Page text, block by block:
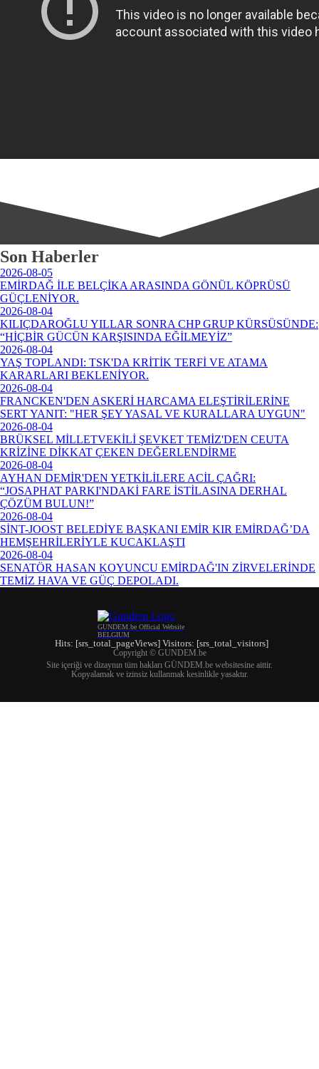
Son Haberler
2026-08-05
EMİRDAĞ İLE BELÇİKA ARASINDA GÖNÜL KÖPRÜSÜ
GÜÇLENİYOR.
2026-08-04
KILIÇDAROĞLU YILLAR SONRA CHP GRUP KÜRSÜSÜNDE:
“HİÇBİR GÜCÜN KARŞISINDA EĞİLMEYİZ”
2026-08-04
YAŞ TOPLANDI: TSK'DA KRİTİK TERFİ VE ATAMA
KARARLARI BEKLENİYOR.
2026-08-04
FRANCKEN'DEN ASKERİ HARCAMA ELEŞTİRİLERİNE
SERT YANIT: "HER ŞEY YASAL VE KURALLARA UYGUN"
2026-08-04
BRÜKSEL MİLLETVEKİLİ ŞEVKET TEMİZ'DEN CEUTA
KRİZİNE DİKKAT ÇEKEN DEĞERLENDİRME
2026-08-04
AYHAN DEMİR'DEN YETKİLİLERE ACİL ÇAĞRI:
“JOSAPHAT PARKI'NDAKİ FARE İSTİLASINA DERHAL
ÇÖZÜM BULUN!”
2026-08-04
SİNT-JOOST BELEDİYE BAŞKANI EMİR KIR EMİRDAĞ’DA
HEMŞEHRİLERİYLE KUCAKLAŞTI
2026-08-04
SENATÖR HASAN KOYUNCU EMİRDAĞ'IN ZİRVELERİNDE
TEMİZ HAVA VE GÜÇ DEPOLADI.
GUNDEM.be Official Website
BELGIUM
Hits: [srs_total_pageViews] Visitors: [srs_total_visitors]
Copyright © GUNDEM.be
Site içeriği ve dizaynın tüm hakları GÜNDEM.be websitesine aittir.
Kopyalamak ve izinsiz kullanmak kesinlikle yasaktır.